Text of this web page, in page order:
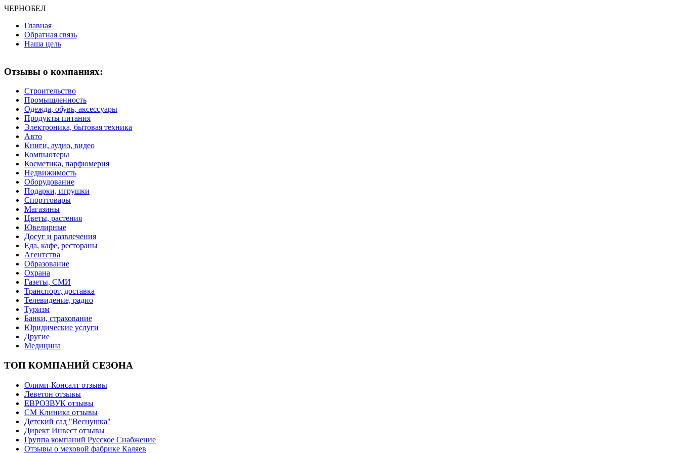
ЧЕРНОБЕЛ
Главная
Обратная связь
Наша цель
Отзывы о компаниях:
Строительство
Промышленность
Одежда, обувь, аксессуары
Продукты питания
Электроника, бытовая техника
Авто
Книги, аудио, видео
Компьютеры
Косметика, парфюмерия
Недвижимость
Оборудование
Подарки, игрушки
Спорттовары
Магазины
Цветы, растения
Ювелирные
Досуг и развлечения
Еда, кафе, рестораны
Агентства
Образование
Охрана
Газеты, СМИ
Транспорт, доставка
Телевидение, радио
Туризм
Банки, страхование
Юридические услуги
Другие
Медицина
ТОП КОМПАНИЙ СЕЗОНА
Олимп-Консалт отзывы
Леветон отзывы
ЕВРОЗВУК отзывы
СМ Клиника отзывы
Детский сад "Веснушка"
Директ Инвест отзывы
Группа компаний Русское Снабжение
Отзывы о меховой фабрике Каляев